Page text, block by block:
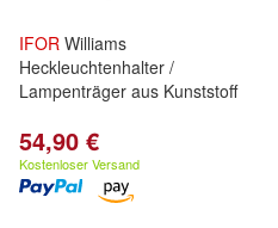
IFOR Williams
Heckleuchtenhalter /
Lampenträger aus Kunststoff
54,90 €
Kostenloser Versand